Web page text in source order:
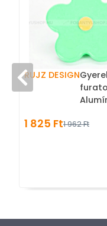
RUJZ DESIGN
1 825 Ft1 962 Ft